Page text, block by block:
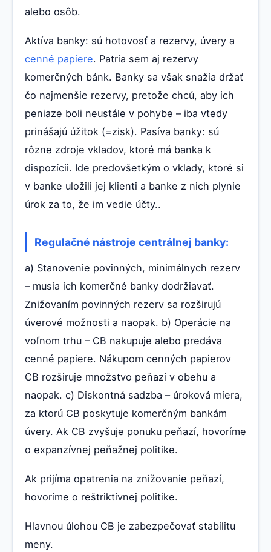
alebo osôb.
Aktíva banky: sú hotovosť a rezervy, úvery a
cenné papiere. Patria sem aj rezervy
komerčných bánk. Banky sa však snažia držať
čo najmenšie rezervy, pretože chcú, aby ich
peniaze boli neustále v pohybe – iba vtedy
prinášajú úžitok (=zisk). Pasíva banky: sú
rôzne zdroje vkladov, ktoré má banka k
dispozícii. Ide predovšetkým o vklady, ktoré si
v banke uložili jej klienti a banke z nich plynie
úrok za to, že im vedie účty..
Regulačné nástroje centrálnej banky:
a) Stanovenie povinných, minimálnych rezerv
– musia ich komerčné banky dodržiavať.
Znižovaním povinných rezerv sa rozširujú
úverové možnosti a naopak. b) Operácie na
voľnom trhu – CB nakupuje alebo predáva
cenné papiere. Nákupom cenných papierov
CB rozširuje množstvo peňazí v obehu a
naopak. c) Diskontná sadzba – úroková miera,
za ktorú CB poskytuje komerčným bankám
úvery. Ak CB zvyšuje ponuku peňazí, hovoríme
o expanzívnej peňažnej politike.
Ak prijíma opatrenia na znižovanie peňazí,
hovoríme o reštriktívnej politike.
Hlavnou úlohou CB je zabezpečovať stabilitu
meny.